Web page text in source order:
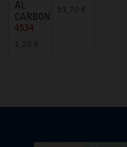
AL
CARBONO
4534
1,20 €
53,70 €